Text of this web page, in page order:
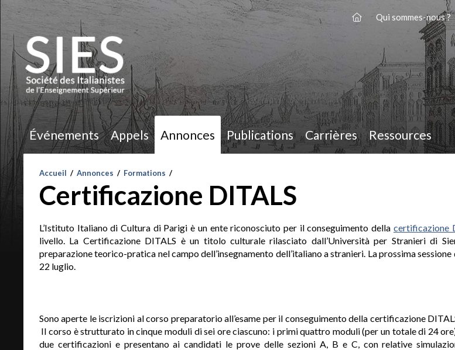
Qui sommes-nous ?
Événements Appels Annonces Publications Carrières Ressources
Accueil / Annonces / Formations /
Certificazione DITALS
L’Istituto Italiano di Cultura di Parigi è un ente riconosciuto per il conseguimento della certificazione
livello. La Certificazione DITALS è un titolo culturale rilasciato dall’Università per Stranieri di
preparazione teorico-pratica nel campo dell’insegnamento dell’italiano a stranieri. La prossima sessione
22 luglio.
Sono aperte le iscrizioni al corso preparatorio all’esame per il conseguimento della certificazione
Il corso è strutturato in cinque moduli di sei ore ciascuno: i primi quattro moduli (per un totale di 24
due certificazioni e presentano ai candidati le prove delle sezioni A, B e C, con relative